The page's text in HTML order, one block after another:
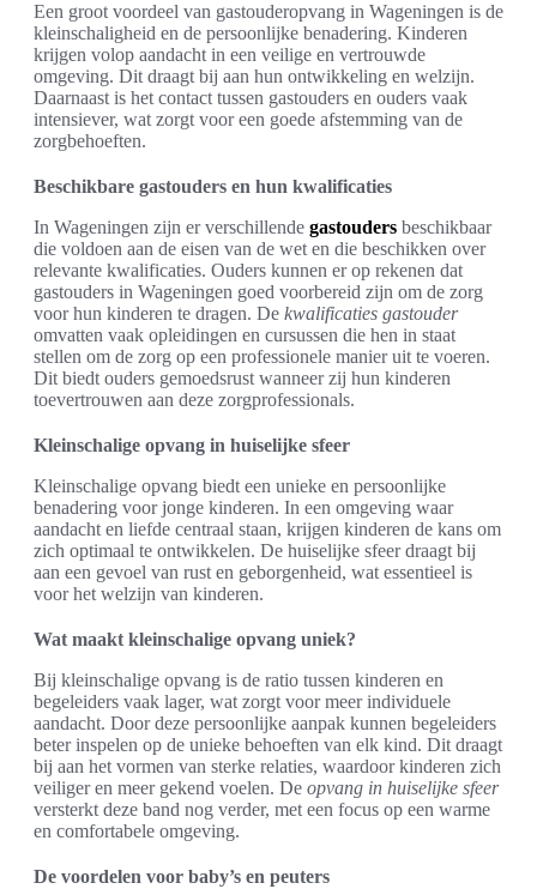
Een groot voordeel van gastouderopvang in Wageningen is de
kleinschaligheid en de persoonlijke benadering. Kinderen
krijgen volop aandacht in een veilige en vertrouwde
omgeving. Dit draagt bij aan hun ontwikkeling en welzijn.
Daarnaast is het contact tussen gastouders en ouders vaak
intensiever, wat zorgt voor een goede afstemming van de
zorgbehoeften.
Beschikbare gastouders en hun kwalificaties
In Wageningen zijn er verschillende gastouders beschikbaar
die voldoen aan de eisen van de wet en die beschikken over
relevante kwalificaties. Ouders kunnen er op rekenen dat
gastouders in Wageningen goed voorbereid zijn om de zorg
voor hun kinderen te dragen. De kwalificaties gastouder
omvatten vaak opleidingen en cursussen die hen in staat
stellen om de zorg op een professionele manier uit te voeren.
Dit biedt ouders gemoedsrust wanneer zij hun kinderen
toevertrouwen aan deze zorgprofessionals.
Kleinschalige opvang in huiselijke sfeer
Kleinschalige opvang biedt een unieke en persoonlijke
benadering voor jonge kinderen. In een omgeving waar
aandacht en liefde centraal staan, krijgen kinderen de kans om
zich optimaal te ontwikkelen. De huiselijke sfeer draagt bij
aan een gevoel van rust en geborgenheid, wat essentieel is
voor het welzijn van kinderen.
Wat maakt kleinschalige opvang uniek?
Bij kleinschalige opvang is de ratio tussen kinderen en
begeleiders vaak lager, wat zorgt voor meer individuele
aandacht. Door deze persoonlijke aanpak kunnen begeleiders
beter inspelen op de unieke behoeften van elk kind. Dit draagt
bij aan het vormen van sterke relaties, waardoor kinderen zich
veiliger en meer gekend voelen. De opvang in huiselijke sfeer
versterkt deze band nog verder, met een focus op een warme
en comfortabele omgeving.
De voordelen voor baby’s en peuters